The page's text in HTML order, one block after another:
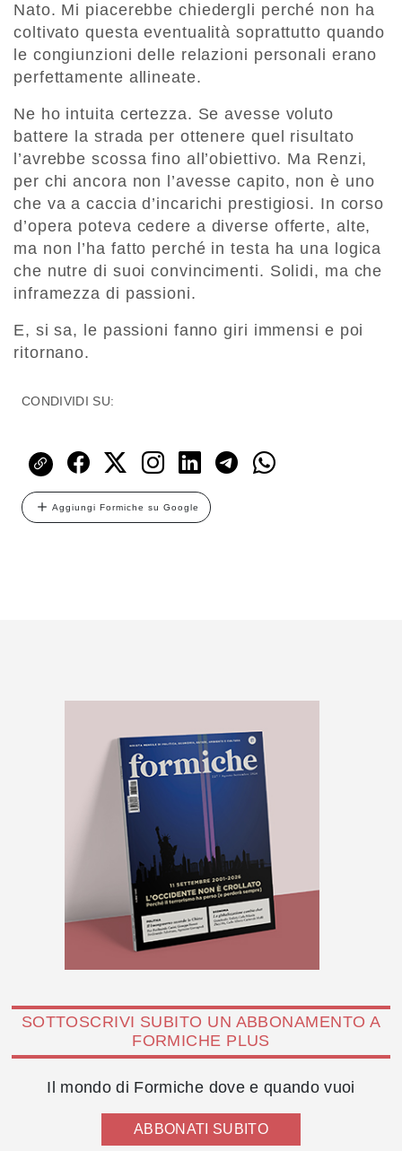
Nato. Mi piacerebbe chiedergli perché non ha
coltivato questa eventualità soprattutto quando
le congiunzioni delle relazioni personali erano
perfettamente allineate.
Ne ho intuita certezza. Se avesse voluto
battere la strada per ottenere quel risultato
l’avrebbe scossa fino all’obiettivo. Ma Renzi,
per chi ancora non l’avesse capito, non è uno
che va a caccia d’incarichi prestigiosi. In corso
d’opera poteva cedere a diverse offerte, alte,
ma non l’ha fatto perché in testa ha una logica
che nutre di suoi convincimenti. Solidi, ma che
inframezza di passioni.
E, si sa, le passioni fanno giri immensi e poi
ritornano.
CONDIVIDI SU:
Aggiungi Formiche su Google
SOTTOSCRIVI SUBITO UN ABBONAMENTO A
FORMICHE PLUS
Il mondo di Formiche dove e quando vuoi
ABBONATI SUBITO